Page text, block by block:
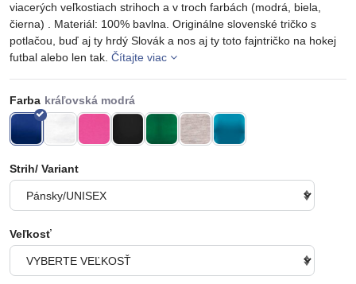
viacerých veľkostiach strihoch a v troch farbách (modrá, biela,
čierna) . Materiál: 100% bavlna. Originálne slovenské tričko s
potlačou, buď aj ty hrdý Slovák a nos aj ty toto fajntričko na hokej
futbal alebo len tak. Čítajte viac
Farba
Strih/ Variant
Veľkosť